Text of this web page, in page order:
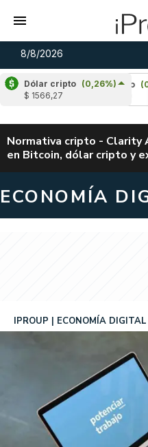
8/8/2026
Dólar cripto (0,26%)
$ 1566,27
Cardano (0,18%)
Normativa cripto - Clarity
en Bitcoin, dólar cripto y
ECONOMÍA
IPROUP ECONOMÍA DIGITAL